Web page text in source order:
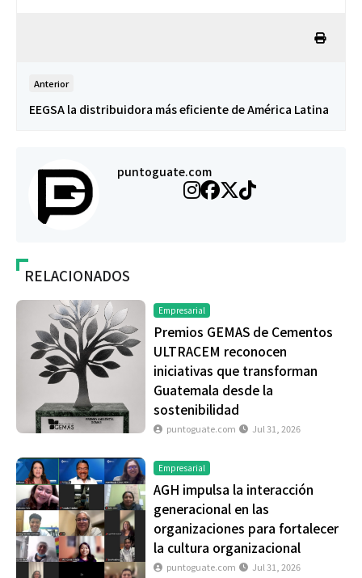
Anterior
EEGSA la distribuidora más eficiente de América Latina
puntoguate.com
RELACIONADOS
Empresarial
Premios GEMAS de Cementos
ULTRACEM reconocen
iniciativas que transforman
Guatemala desde la
sostenibilidad
puntoguate.com Jul 31, 2026
Empresarial
AGH impulsa la interacción
generacional en las
organizaciones para fortalecer
la cultura organizacional
puntoguate.com Jul 31, 2026